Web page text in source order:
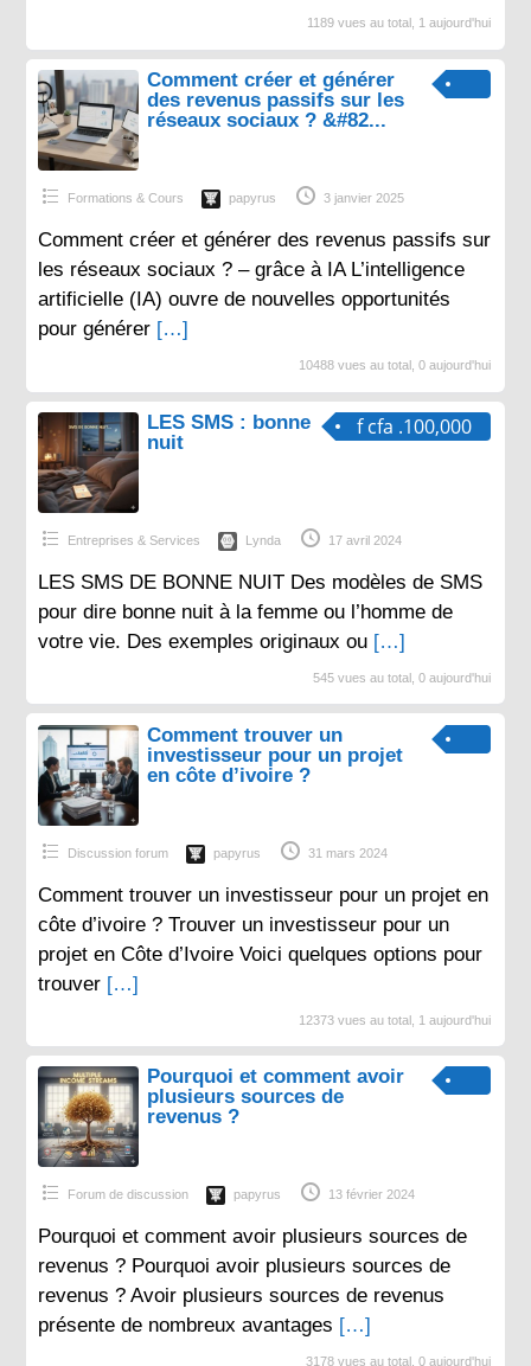
1189 vues au total, 1 aujourd'hui
Comment créer et générer
des revenus passifs sur les
réseaux sociaux ? &#82...
Formations & Cours papyrus 3 janvier 2025
Comment créer et générer des revenus passifs sur
les réseaux sociaux ? – grâce à IA L’intelligence
artificielle (IA) ouvre de nouvelles opportunités
pour générer […]
10488 vues au total, 0 aujourd'hui
f cfa .100,000
LES SMS : bonne
nuit
Entreprises & Services Lynda 17 avril 2024
LES SMS DE BONNE NUIT Des modèles de SMS
pour dire bonne nuit à la femme ou l’homme de
votre vie. Des exemples originaux ou […]
545 vues au total, 0 aujourd'hui
Comment trouver un
investisseur pour un projet
en côte d’ivoire ?
Discussion forum papyrus 31 mars 2024
Comment trouver un investisseur pour un projet en
côte d’ivoire ? Trouver un investisseur pour un
projet en Côte d’Ivoire Voici quelques options pour
trouver […]
12373 vues au total, 1 aujourd'hui
Pourquoi et comment avoir
plusieurs sources de
revenus ?
Forum de discussion papyrus 13 février 2024
Pourquoi et comment avoir plusieurs sources de
revenus ? Pourquoi avoir plusieurs sources de
revenus ? Avoir plusieurs sources de revenus
présente de nombreux avantages […]
3178 vues au total, 0 aujourd'hui